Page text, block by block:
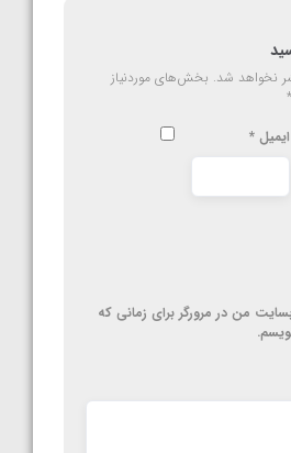
نخواهد شد. بخش‌های موردنیاز
*
ایمیل *
من در مرورگر برای زمانی که